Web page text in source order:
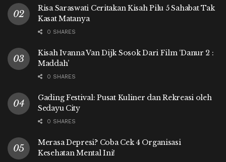
Risa Saraswati Ceritakan Kisah Pilu 5 Sahabat Tak
Kasat Matanya
0 SHARES
Kisah Ivanna Van Dijk Sosok Dari Film ‘Danur 2 :
Maddah’
0 SHARES
Gading Festival: Pusat Kuliner dan Rekreasi oleh
Sedayu City
0 SHARES
Merasa Depresi? Coba Cek 4 Organisasi
Kesehatan Mental Ini!